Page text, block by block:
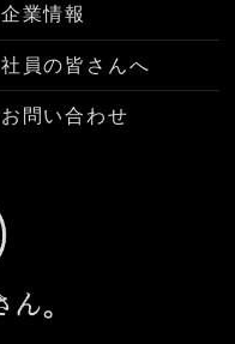
企業情報
社員の皆さんへ
お問い合わせ